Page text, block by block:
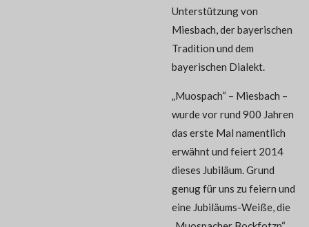
Unterstützung von
Miesbach, der bayerischen
Tradition und dem
bayerischen Dialekt.
„Muospach“ – Miesbach –
wurde vor rund 900 Jahren
das erste Mal namentlich
erwähnt und feiert 2014
dieses Jubiläum. Grund
genug für uns zu feiern und
eine Jubiläums-Weiße, die